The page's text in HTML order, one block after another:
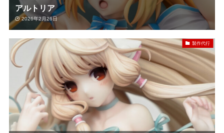
アルトリア
2026年2月26日
製作代行